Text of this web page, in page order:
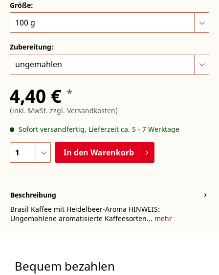
Größe:
Zubereitung:
4,40 € *
(inkl. MwSt. zzgl. Versandkosten)
Sofort versandfertig, Lieferzeit ca. 5 - 7 Werktage
In den Warenkorb
Beschreibung
Brasil Kaffee mit Heidelbeer-Aroma HINWEIS:
Ungemahlene aromatisierte Kaffeesorten... mehr
Bequem bezahlen